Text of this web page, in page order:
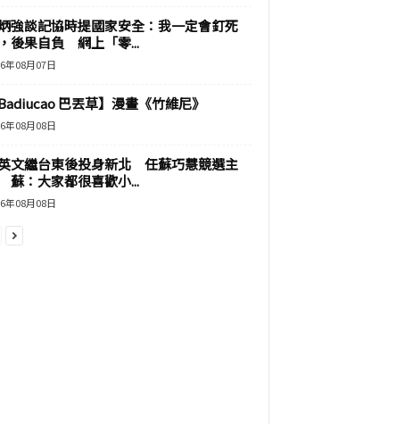
強談記協時提國家安全：我一定會釘死
後果自負 網上「零...
年08月07日
Badiucao 巴丟草】漫畫《竹維尼》
年08月08日
文繼台東後投身新北 任蘇巧慧競選主
：大家都很喜歡小...
年08月08日